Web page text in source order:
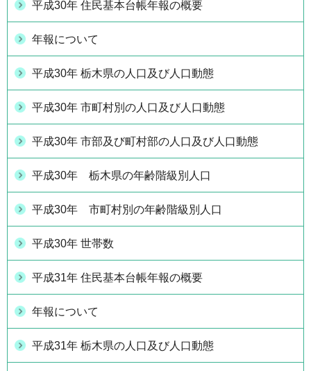
平成30年 住民基本台帳年報の概要
年報について
平成30年 栃木県の人口及び人口動態
平成30年 市町村別の人口及び人口動態
平成30年 市部及び町村部の人口及び人口動態
平成30年 栃木県の年齢階級別人口
平成30年 市町村別の年齢階級別人口
平成30年 世帯数
平成31年 住民基本台帳年報の概要
年報について
平成31年 栃木県の人口及び人口動態